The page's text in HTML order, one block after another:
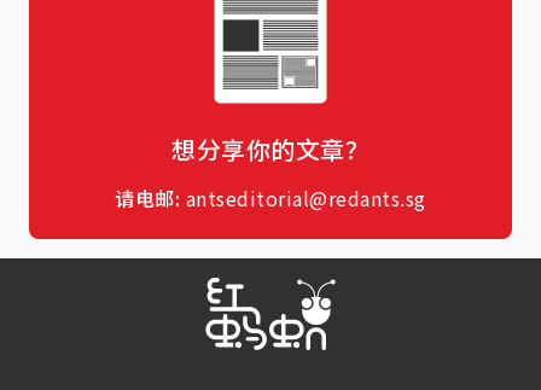
想分享你的文章？
请电邮: antseditorial@redants.sg